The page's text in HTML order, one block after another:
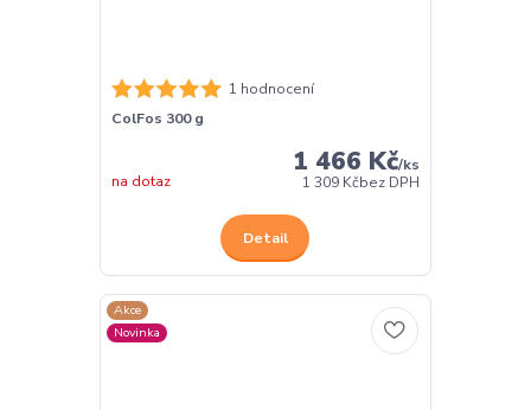
1 hodnocení
ColFos 300 g
1 466 Kč/ks
1 309 Kčbez DPH
na dotaz
Detail
Akce
Novinka